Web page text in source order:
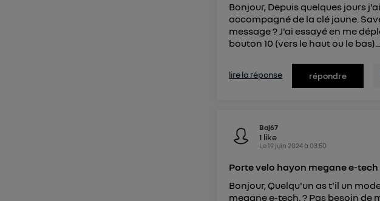
Bonjour, Depuis quelques jours
accompagné de la clé jaune.
message ? J'ai essayé en me
bouton 10 (vers le haut ou le
lire la réponse répondre
Baj67
1 like
Le19 juin 2024à 03:50
Porte velo hayon megane e-tech
Bonjour, Quelqu'un as t'il un
megane e-tech. ? Pas besoin de